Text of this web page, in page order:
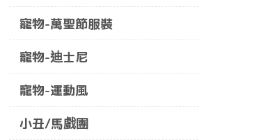
寵物-萬聖節服裝
寵物-迪士尼
寵物-運動風
小丑/馬戲團